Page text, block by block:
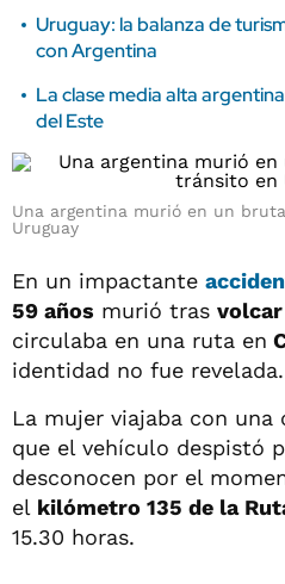
Uruguay: la balanza de
con Argentina
La clase media alta
del Este
Una argentina murió en un
Uruguay
En un impactante
59 años murió tras
circulaba en una ruta en
identidad no fue revelada.
La mujer viajaba con
que el vehículo despistó
desconocen por el
el kilómetro 135 de la
15.30 horas.